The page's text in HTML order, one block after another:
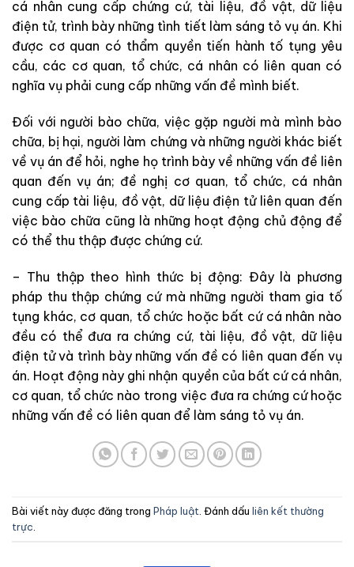
cá nhân cung cấp chứng cứ, tài liệu, đồ vật, dữ liệu
điện tử, trình bày những tình tiết làm sáng tỏ vụ án. Khi
được cơ quan có thẩm quyền tiến hành tố tụng yêu
cầu, các cơ quan, tổ chức, cá nhân có liên quan có
nghĩa vụ phải cung cấp những vấn đề mình biết.
Đối với người bào chữa, việc gặp người mà mình bào
chữa, bị hại, người làm chứng và những người khác biết
về vụ án để hỏi, nghe họ trình bày về những vấn đề liên
quan đếnvụ án; đề nghị cơ quan, tổ chức, cá nhân
cung cấp tài liệu, đồvật, dữ liệu điện tử liên quan đến
việc bào chữa cũng là những hoạt động chủ động để
có thể thu thập được chứng cứ.
– Thu thập theo hình thức bị động: Đây là phương
pháp thu thập chứng cứ mà những người tham gia tố
tụng khác, cơ quan, tổ chức hoặc bất cứ cá nhân nào
đều có thể đưa ra chứng cứ, tài liệu, đồvật, dữ liệu
điện tửvà trình bày nhữngvấn đề có liên quan đếnvụ
án. Hoạt động này ghi nhận quyền của bất cứ cá nhân,
cơ quan, tổ chức nào trong việc đưa ra chứng cứ hoặc
những vấn đề có liên quan để làm sáng tỏ vụ án.
Bài viết này được đăng trong Pháp luật . Đánh dấu liên kết thường
trực